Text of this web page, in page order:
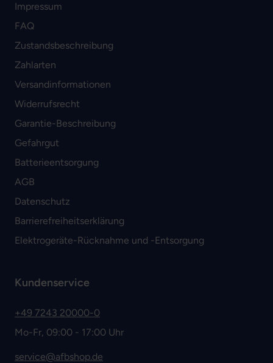
Impressum
FAQ
Zustandsbeschreibung
Zahlarten
Versandinformationen
Widerrufsrecht
Garantie-Beschreibung
Gefahrgut
Batterieentsorgung
AGB
Datenschutz
Barrierefreiheitserklärung
Elektrogeräte-Rücknahme und -Entsorgung
Kundenservice
+49 7243 20000-0
Mo-Fr, 09:00 - 17:00 Uhr
service@afbshop.de